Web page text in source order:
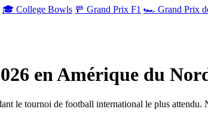
🎓 College Bowls 🚥 Grand Prix F1 🏎️ Grand Prix
en Amérique du
le tournoi de football international le plus